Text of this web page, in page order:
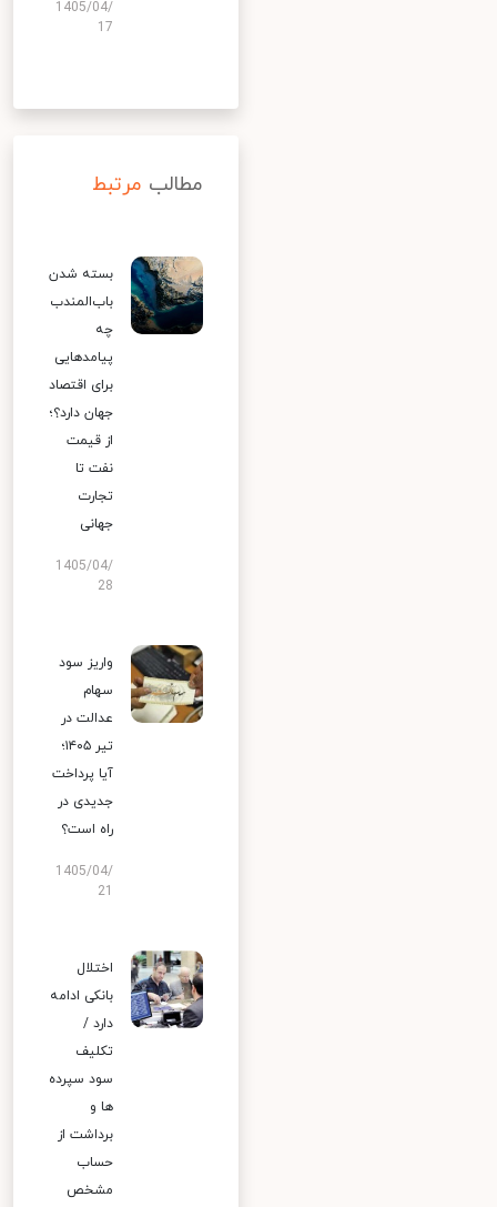
1405/04/
17
مطالب مرتبط
بسته شدن
باب‌المندب
چه
پیامدهایی
برای اقتصاد
جهان دارد؟؛
از قیمت
نفت تا
تجارت
جهانی
1405/04/
28
واریز سود
سهام
عدالت در
تیر ۱۴۰۵؛
آیا پرداخت
جدیدی در
راه است؟
1405/04/
اختلال
بانکی ادامه
دارد /
تکلیف
سود سپرده
ها و
برداشت از
حساب
مشخص